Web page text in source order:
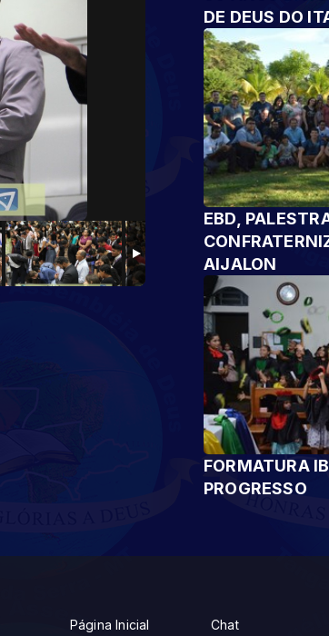
DE DEUS DO
EBD,
AIJALON
FORMATURA
PROGRESSO
Página Inicial Chat